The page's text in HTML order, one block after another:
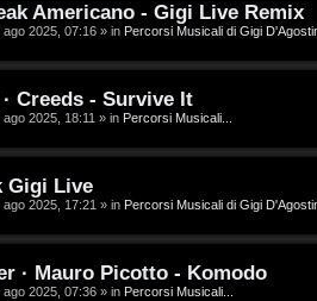
Americano - Gigi Live Remix
ago 2025, 07:16 » in Percorsi Musicali di Gigi
Creeds - Survive It
ago 2025, 18:11 » in Percorsi Musicali...
Gigi Live
ago 2025, 17:21 » in Percorsi Musicali di Gigi
· Mauro Picotto - Komodo
ago 2025, 07:36 » in Percorsi Musicali...